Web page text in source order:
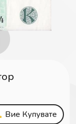
Вие Купувате